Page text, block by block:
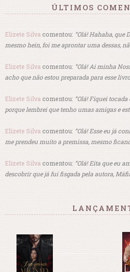
ÚLTIMOS
Elizete Silva comentou: “Olá! Hahaha, que
mesmo hein, foi me aprontar uma dessas,
Elizete Silva comentou: “Olá! Ai minha
acho que não estou preparada para esse
Elizete Silva comentou: “Olá! Fiquei
porque lembrei que tenho umas amigas e
Elizete Silva comentou: “Olá! Esse eu já
me prendeu muito a premissa, mesmo
Elizete Silva comentou: “Olá! Eita que eu
descobrir que já fui fisgada pela autora,